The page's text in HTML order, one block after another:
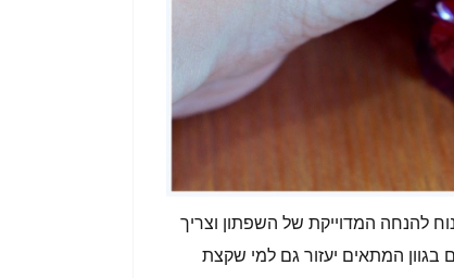
להנחה המדוייקת של השפתון וצריך
המתאים יעזור גם למי שקצת